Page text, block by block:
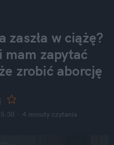
zaszła w ciążę?
mam zapytać
zrobić aborcję
· 4 minuty czytania